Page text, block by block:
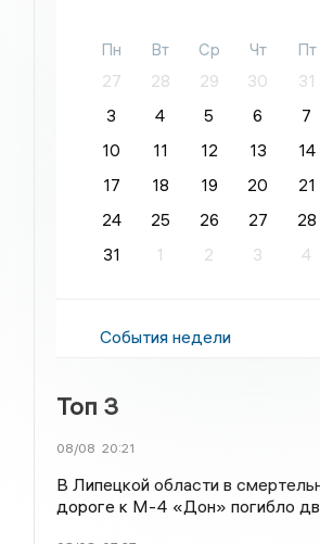
Пн Вт Ср Чт Пт
27
28 29 30 31
3
4 5 6 7
10
11 12 13 14
17
18 19 20 21
24
25 26 27 28
31
1 2 3 4
События недели
Топ 3
08/08 20:21
В Липецкой области в
дороге к М-4 «Дон» погибло